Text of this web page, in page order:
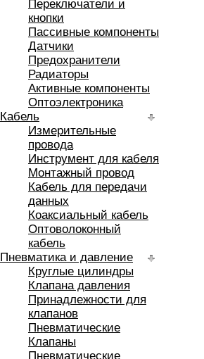
Переключатели и
кнопки
Пассивные компоненты
Датчики
Предохранители
Радиаторы
Активные компоненты
Оптоэлектроника
Кабель
Измерительные
провода
Инструмент для кабеля
Монтажный провод
Кабель для передачи
данных
Коаксиальный кабель
Оптоволоконный
кабель
Пневматика и давление
Круглые цилиндры
Клапана давления
Принадлежности для
клапанов
Пневматические
Клапаны
Пневматические